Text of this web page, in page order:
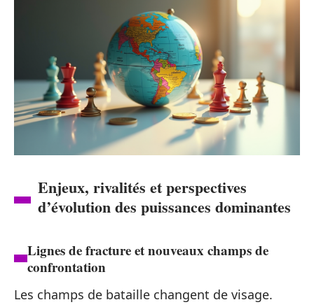
Enjeux, rivalités et perspectives
d’évolution des puissances dominantes
Lignes de fracture et nouveaux champs de
confrontation
Les champs de bataille changent de visage.